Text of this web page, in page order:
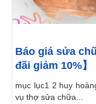
Báo giá sửa
đãi giảm 10%】
mục lục1 2 huy
vụ thợ sửa chữa...